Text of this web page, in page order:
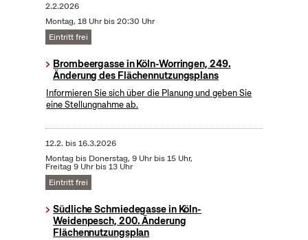
2.2.2026
Montag, 18 Uhr bis 20:30 Uhr
Eintritt frei
Brombeergasse in Köln-Worringen, 249.
Änderung des Flächennutzungsplans
Informieren Sie sich über die Planung und geben Sie
eine Stellungnahme ab.
12.2. bis16.3.2026
Montag bis Donerstag, 9 Uhr bis 15 Uhr,
Freitag 9 Uhr bis 13 Uhr
Eintritt frei
Südliche Schmiedegasse in Köln-
Weidenpesch, 200. Änderung
Flächennutzungsplan